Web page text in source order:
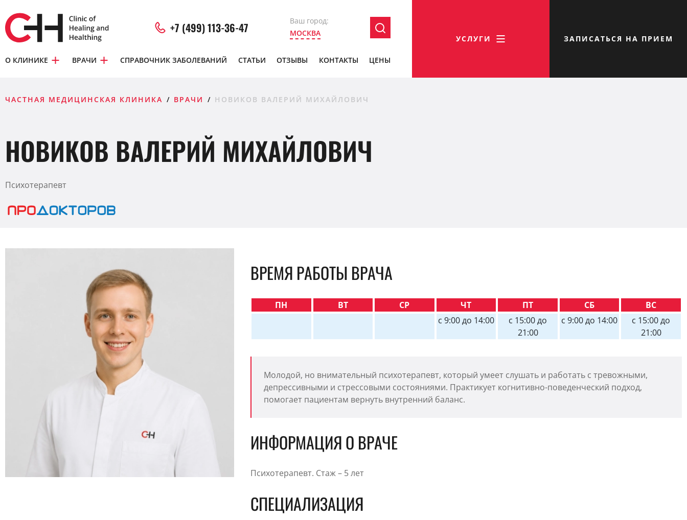
+7 (499) 113-36-47
Ваш город:
МОСКВА
О КЛИНИКЕ ВРАЧИ СПРАВОЧНИК ЗАБОЛЕВАНИЙ СТАТЬИ ОТЗЫВЫ КОНТАКТЫ ЦЕНЫ
УСЛУГИ ЗАПИСАТЬСЯ НА ПРИЕМ
ЧАСТНАЯ МЕДИЦИНСКАЯ КЛИНИКА ВРАЧИ НОВИКОВ ВАЛЕРИЙ МИХАЙЛОВИЧ
НОВИКОВ ВАЛЕРИЙ МИХАЙЛОВИЧ
Психотерапевт
ВРЕМЯ РАБОТЫ ВРАЧА
ПН ВТ СР ЧТ ПТ СБ
ВС
c 9:00 до 14:00
c 15:00 до
21:00
c 9:00 до 14:00
c 15:00 до
21:00
Молодой, но внимательный психотерапевт, который умеет слушать и работать с тревожными,
депрессивными и стрессовыми состояниями. Практикует когнитивно-поведенческий подход,
помогает пациентам вернуть внутренний баланс.
ИНФОРМАЦИЯ О ВРАЧЕ
Психотерапевт. Стаж – 5 лет
СПЕЦИАЛИЗАЦИЯ